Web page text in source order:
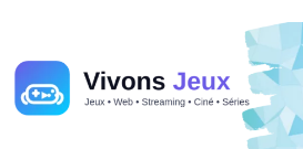
contenu